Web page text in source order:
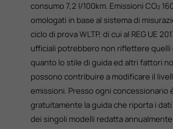
consumo 7,2 l/100km. Emissioni CO₂
omologati in base al sistema di
ciclo di prova WLTP, di cui al REG UE
ufficiali potrebbero non riflettere
quanto lo stile di guida ed altri fattori
possono contribuire a modificare il
emissioni. Presso ogni concessionario
gratuitamente la guida che riporta i dati
dei singoli modelli redatta